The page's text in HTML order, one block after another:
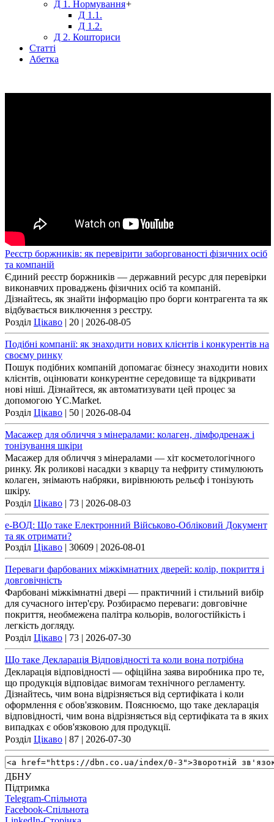
Д 1. Нормування+
Д 1.1.
Д 1.2.
Д 2. Кошториси
Статті
Абетка
Реєстр боржників: як перевірити заборгованості фізичних осіб
та компаній
Єдиний реєстр боржників — державний ресурс для перевірки
виконавчих проваджень фізичних осіб та компаній.
Дізнайтесь, як знайти інформацію про борги контрагента та як
відбувається виключення з реєстру.
Розділ Цікаво | 20 | 2026-08-05
Подібні компанії: як знаходити нових клієнтів і конкурентів на
своєму ринку
Пошук подібних компаній допомагає бізнесу знаходити нових
клієнтів, оцінювати конкурентне середовище та відкривати
нові ніші. Дізнайтеся, як автоматизувати цей процес за
допомогою YC.Market.
Розділ Цікаво | 50 | 2026-08-04
Масажер для обличчя з мінералами: колаген, лімфодренаж і
тонізування шкіри
Масажер для обличчя з мінералами — хіт косметологічного
ринку. Як роликові насадки з кварцу та нефриту стимулюють
колаген, знімають набряки, вирівнюють рельєф і тонізують
шкіру.
Розділ Цікаво | 73 | 2026-08-03
е-ВОД: Що таке Електронний Військово-Обліковий Документ
та як отримати?
Розділ Цікаво | 30609 | 2026-08-01
Переваги фарбованих міжкімнатних дверей: колір, покриття і
довговічність
Фарбовані міжкімнатні двері — практичний і стильний вибір
для сучасного інтер'єру. Розбираємо переваги: довговічне
покриття, необмежена палітра кольорів, вологостійкість і
легкість догляду.
Розділ Цікаво | 73 | 2026-07-30
Що таке Декларація Відповідності та коли вона потрібна
Декларація відповідності — офіційна заява виробника про те,
що продукція відповідає вимогам технічного регламенту.
Дізнайтесь, чим вона відрізняється від сертифіката і коли
оформлення є обов'язковим. Пояснюємо, що таке декларація
відповідності, чим вона відрізняється від сертифіката та в яких
випадках є обов'язковою для продукції.
Розділ Цікаво | 87 | 2026-07-30
ДБНУ
Підтримка
Telegram-Спільнота
Facebook-Спільнота